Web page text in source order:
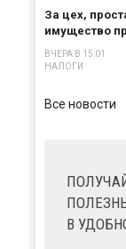
За цех,
имущество
ВЧЕРА В 15:01
НАЛОГИ
Все новости
В